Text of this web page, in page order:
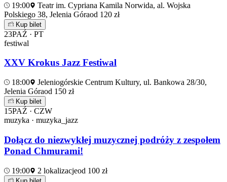
19:00
Teatr im. Cypriana Kamila Norwida, al. Wojska
Polskiego 38, Jelenia Góraod 120 zł
Kup bilet
23PAŹ · PT
festiwal
XXV Krokus Jazz Festiwal
18:00
Jeleniogórskie Centrum Kultury, ul. Bankowa 28/30,
Jelenia Góraod 150 zł
Kup bilet
15PAŹ · CZW
muzyka · muzyka_jazz
Dołącz do niezwykłej muzycznej podróży z zespołem
Ponad Chmurami!
19:00 2 lokalizacjeod 100 zł